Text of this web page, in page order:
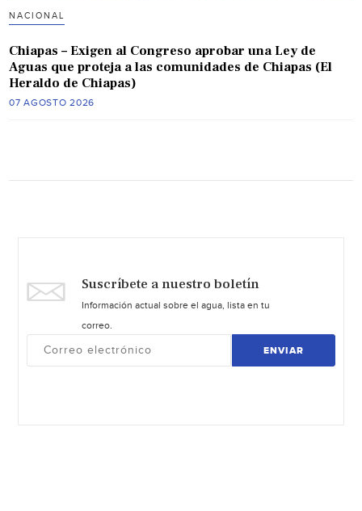
NACIONAL
Chiapas – Exigen al Congreso aprobar una Ley de
Aguas que proteja a las comunidades de Chiapas (El
Heraldo de Chiapas)
07 AGOSTO 2026
Suscríbete a nuestro boletín
Información actual sobre el agua, lista en tu
correo.
ENVIAR